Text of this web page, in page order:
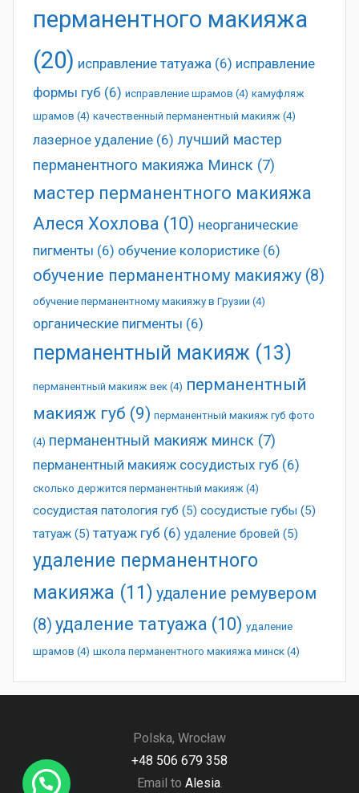
перманентного макияжа
(20) исправление татуажа (6) исправление
формы губ (6) исправление шрамов (4) камуфляж
шрамов (4) качественный перманентный макияж (4)
лазерное удаление (6) лучший мастер
перманентного макияжа Минск (7)
мастер перманентного макияжа
Алеся Хохлова (10) неорганические
пигменты (6) обучение колористике (6)
обучение перманентному макияжу (8)
обучение перманентному макияжу в Грузии (4)
органические пигменты (6)
перманентный макияж (13)
перманентный макияж век (4) перманентный
макияж губ (9) перманентный макияж губ фото
(4) перманентный макияж минск (7)
перманентный макияж сосудистых губ (6)
сколько держится перманентный макияж (4)
сосудистая патология губ (5) сосудистые губы (5)
татуаж (5) татуаж губ (6) удаление бровей (5)
удаление перманентного
макияжа (11) удаление ремувером
(8) удаление татуажа (10) удаление
шрамов (4) школа перманентного макияжа минск (4)
Polska, Wrocław
+48 506 679 358
Email to Alesia.